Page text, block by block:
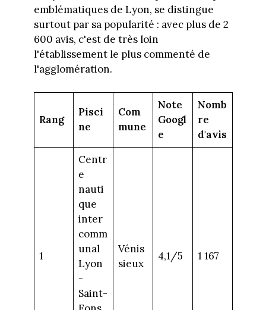
emblématiques de Lyon, se distingue
surtout par sa popularité : avec plus de 2
600 avis, c'est de très loin
l'établissement le plus commenté de
l'agglomération.
Rang
Pisci
ne
Com
mune
Note
Googl
e
Nomb
re
d'avis
1
Centr
e
nauti
que
inter
comm
unal
Lyon
-
Saint-
Vénis
sieux
4,1/5 1 167